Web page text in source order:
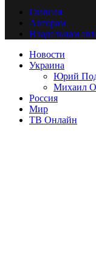
Главная
Авторам
Владельцам
Новости
Украина
Юрий
Михаил
Россия
Мир
ТВ Онлайн